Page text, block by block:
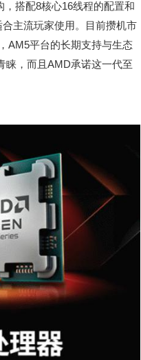
搭配8核心16线程的配置和
主流玩家使用。目前攒机市
AM5平台的长期支持与生态
睐，而且AMD承诺这一代至